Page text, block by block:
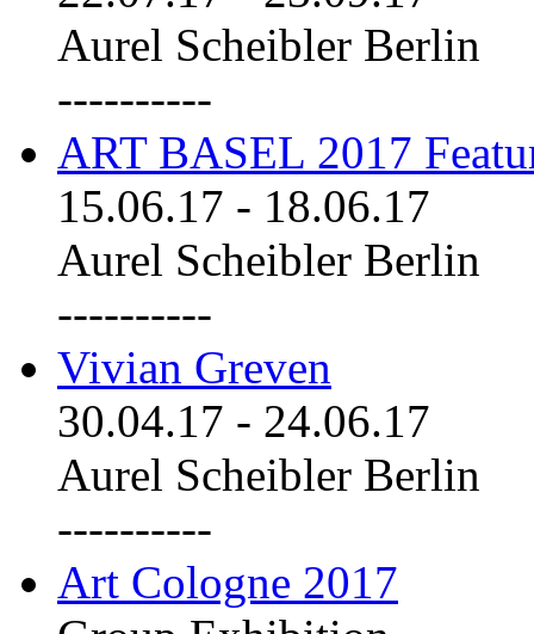
Aurel Scheibler Berlin
----------
ART BASEL 2017
15.06.17 - 18.06.17
Aurel Scheibler Berlin
----------
Vivian Greven
30.04.17 - 24.06.17
Aurel Scheibler Berlin
----------
Art Cologne 2017